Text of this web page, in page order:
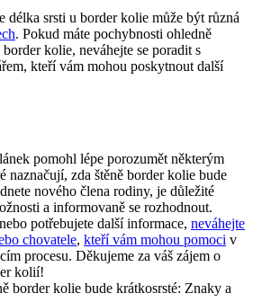
délka srsti u border kolie může být různá
. Pokud máte pochybnosti ohledně
kolie, neváhejte se poradit s
kteří vám mohou poskytnout další
pomohl lépe porozumět některým
naznačují, zda štěně border kolie bude
nového člena rodiny, je důležité
a informovaně se rozhodnout.
potřebujete další informace, neváhejte
chovatele, kteří vám mohou pomoci v
procesu. Děkujeme za váš zájem o
kolií!